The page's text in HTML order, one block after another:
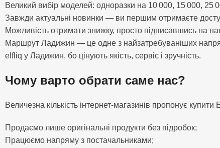
Великий вибір моделей: одноразки на 10 000, 15 000, 25
Завжди актуальні новинки — ви першим отримаєте
Можливість отримати знижку, просто підписавшись на
Маршрут Ладижин — це одне з найзатребуваніших
elfliq у Ладижин, бо цінують якість, сервіс і зручність.
Чому варто обрати саме нас?
Величезна кількість інтернет-магазинів пропонує
Продаємо лише оригінальні продукти без підробок;
Працюємо напряму з постачальниками;